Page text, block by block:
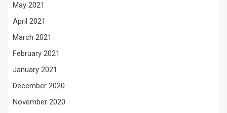
May 2021
April 2021
March 2021
February 2021
January 2021
December 2020
November 2020